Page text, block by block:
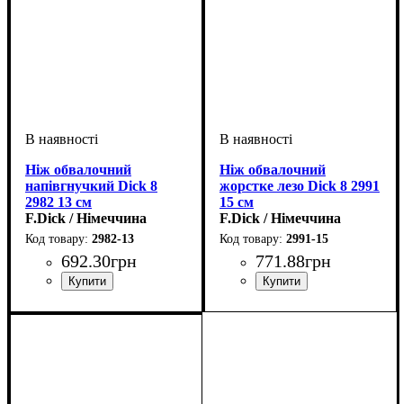
Ніж обвалочний
напівгнучкий Dick 8
2982 13 см
F.Dick / Німеччина
2982-13
692.30грн
Ніж обвалочний
жорстке лезо Dick 8 2991
15 см
F.Dick / Німеччина
2991-15
771.88грн